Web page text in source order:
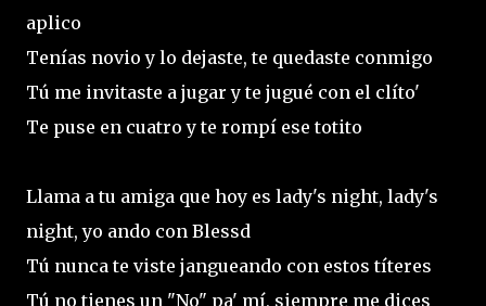
aplico
Tenías novio y lo dejaste, te quedaste conmigo
Tú me invitaste a jugar y te jugué con el clíto'
Te puse en cuatro y te rompí ese totito
Llama a tu amiga que hoy es lady's night, lady's
night, yo ando con Blessd
Tú nunca te viste jangueando con estos títeres
Tú no tienes un "No" pa' mí, siempre me dices